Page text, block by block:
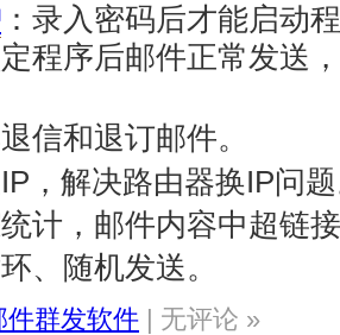
：录入密码后才能启动
程序后邮件正常发送
信和退订邮件。
，解决路由器换IP问
计，邮件内容中超链
、随机发送。
件群发软件 | 无评论 »